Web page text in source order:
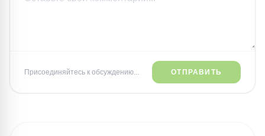
Присоединяйтесь к обсуждению... ОТПРАВИТЬ